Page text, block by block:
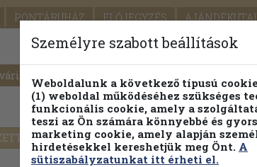
PONTÁRUHÁZ ELŐJEGYZÉS
PILLANATNYI ÁRAINK
Részletes kereső
Személyre szabott beállítások
Weboldalunk a következő típusú
(1) weboldal működéséhez szükséges
funkcionális cookie, amely a
teszi az Ön számára könnyebbé és
marketing cookie, amely alapján
hirdetésekkel kereshetjük meg Önt. A
sütiszabályzatunkat itt érheti el.